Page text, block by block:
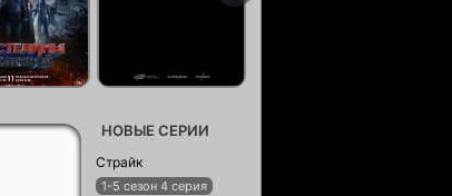
НОВЫЕ СЕРИИ
Страйк
1-5 сезон 4 серия